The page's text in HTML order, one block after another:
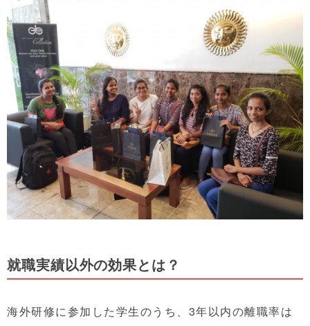
就職実績以外の効果とは？
海外研修に参加した学生のうち、3年以内の離職率は